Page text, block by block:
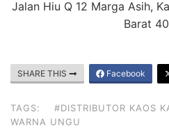
Jalan Hiu Q 12 Marga Asih,
Barat
SHARE THIS Facebook
TAGS:
#DISTRIBUTOR KAOS
WARNA UNGU